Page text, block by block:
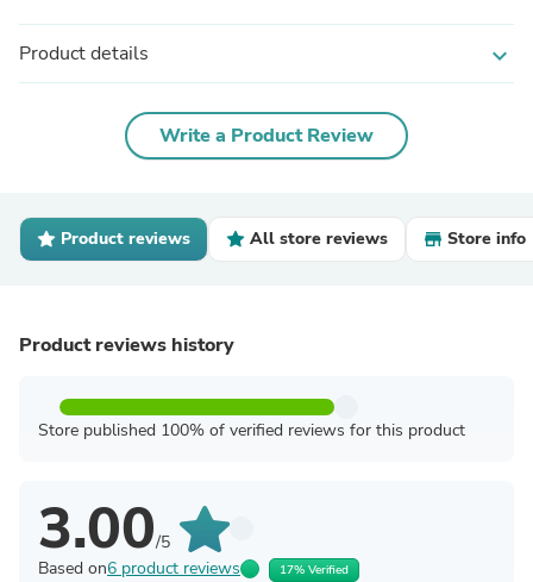
Product details expand_more
Write a Product Review
Product reviews All store reviews Store info
Product reviews history
Store published 100% of verified reviews for this product
3.00/5
Based on6 product reviews 17% Verified